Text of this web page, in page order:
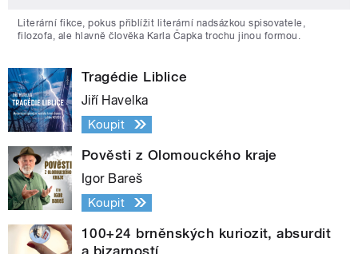
Literární fikce, pokus přiblížit literární nadsázkou spisovatele,
filozofa, ale hlavně člověka Karla Čapka trochu jinou formou.
Tragédie Liblice
Jiří Havelka
Koupit
Pověsti z Olomouckého kraje
Igor Bareš
Koupit
100+24 brněnských kuriozit, absurdit
a bizarností